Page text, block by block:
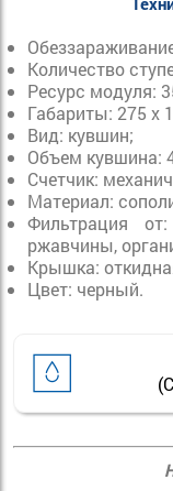
Количество
Ресурс модуля:
Габариты: 275 х
Вид: кувшин;
Объем кувшина:
Счетчик:
Материал:
Фильтрация
ржавчины,
Крышка:
Цвет: черный.